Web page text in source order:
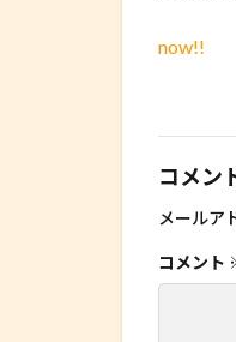
now!!
コメン
メールア
コメント